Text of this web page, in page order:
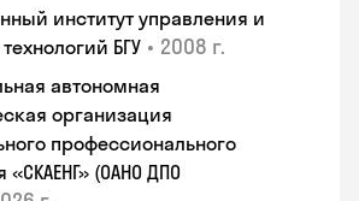
институт управления и
БГУ • 2008 г.
автономная
организация
профессионального
«СКАЕНГ» (ОАНО ДПО